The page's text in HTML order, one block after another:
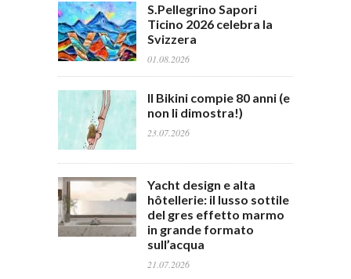
S.Pellegrino Sapori
Ticino 2026 celebra la
Svizzera
01.08.2026
Il Bikini compie 80 anni (e
non li dimostra!)
23.07.2026
Yacht design e alta
hôtellerie: il lusso sottile
del gres effetto marmo
in grande formato
sull’acqua
21.07.2026